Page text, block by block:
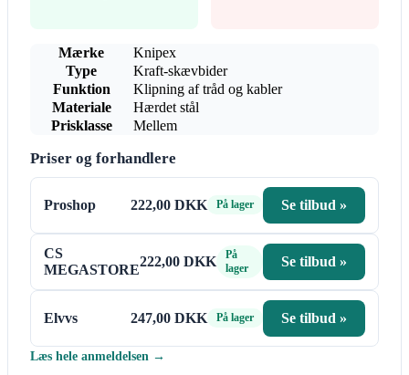
Mærke
Knipex
Type
Kraft-skævbider
Funktion
Klipning af tråd og kabler
Materiale
Hærdet stål
Prisklasse
Mellem
Priser og forhandlere
Proshop 222,00 DKK På lager Se tilbud »
CS
MEGASTORE
222,00 DKK
På
lager
Se tilbud »
Elvvs 247,00 DKK På lager Se tilbud »
Læs hele anmeldelsen →